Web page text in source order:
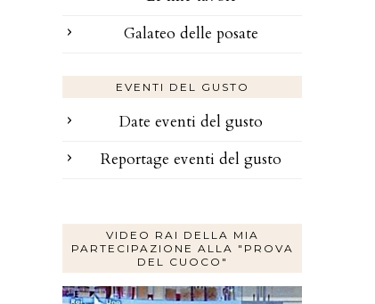
Galateo delle posate
EVENTI DEL GUSTO
Date eventi del gusto
Reportage eventi del gusto
VIDEO RAI DELLA MIA
PARTECIPAZIONE ALLA "PROVA
DEL CUOCO"